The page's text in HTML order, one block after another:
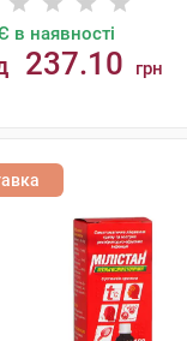
в наявності
237.10 грн